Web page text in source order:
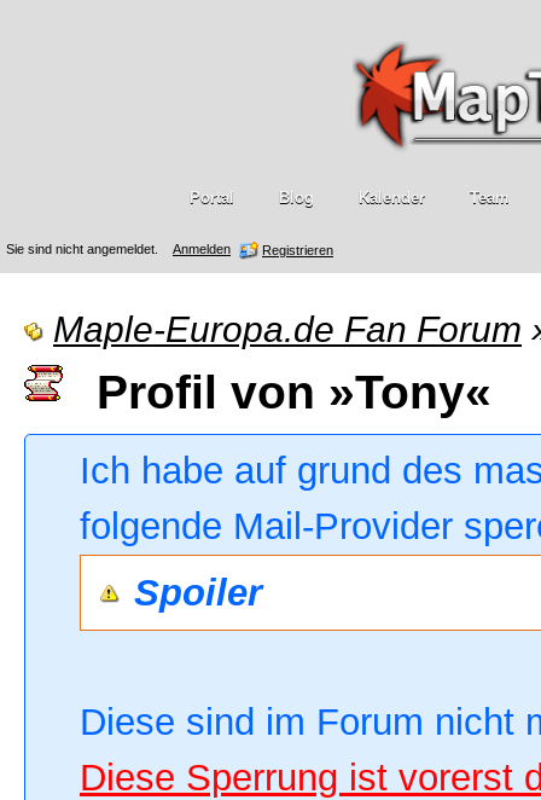
Sie sind nicht angemeldet. Anmelden Registrieren
Portal Blog Kalender Team
Maple-Europa.de Fan Forum
Profil von »Tony«
Ich habe auf grund des
folgende Mail-Provider
Spoiler
Diese sind im Forum nicht
Diese Sperrung ist vorerst